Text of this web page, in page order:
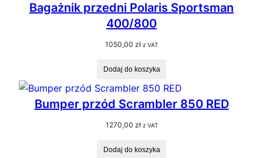
Bagażnik przedni Polaris Sportsman
400/800
1050,00 zł z VAT
Dodaj do koszyka
Bumper przód Scrambler 850 RED
1270,00 zł z VAT
Dodaj do koszyka